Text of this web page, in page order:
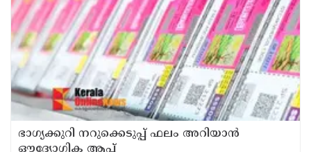
ഭാഗ്യക്കുറി നറുക്കെടുപ്പ് ഫലം അറിയാൻ
ഔദ്യോഗിക ആപ്പ്